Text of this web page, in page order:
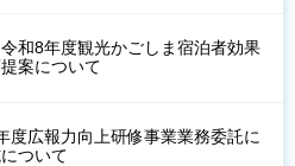
和8年度観光かごしま宿泊者効果
案について
度広報力向上研修事業業務委託に
ついて